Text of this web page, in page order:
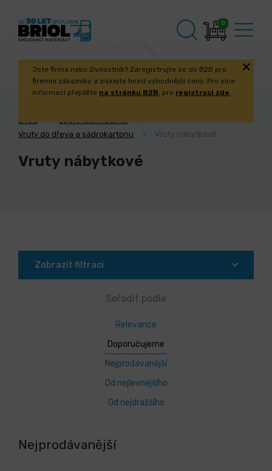
0
Jste firma nebo živnostník? Zaregistrujte se do B2B pro
firemní zákazníky a získejte hned výhodnější ceny. Pro více
informací přejděte na stránku B2B, pro registraci zde.
Úvod
Spojovací materiál
Vruty do dřeva a sádrokartonu
Vruty nábytkové
Vruty nábytkové
Zobrazit filtraci
Seřadit podle
Relevance
Doporučujeme
Nejprodávanější
Od nejlevnějšího
Od nejdražšího
Nejprodávanější